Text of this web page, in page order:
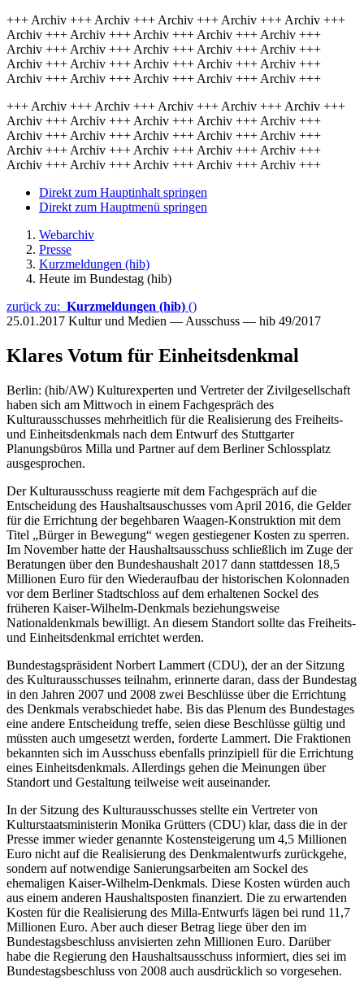
+++ Archiv +++ Archiv +++ Archiv +++ Archiv +++ Archiv +++
Archiv +++ Archiv +++ Archiv +++ Archiv +++ Archiv +++
Archiv +++ Archiv +++ Archiv +++ Archiv +++ Archiv +++
Archiv +++ Archiv +++ Archiv +++ Archiv +++ Archiv +++
Archiv +++ Archiv +++ Archiv +++ Archiv +++ Archiv +++
+++ Archiv +++ Archiv +++ Archiv +++ Archiv +++ Archiv +++
Archiv +++ Archiv +++ Archiv +++ Archiv +++ Archiv +++
Archiv +++ Archiv +++ Archiv +++ Archiv +++ Archiv +++
Archiv +++ Archiv +++ Archiv +++ Archiv +++ Archiv +++
Archiv +++ Archiv +++ Archiv +++ Archiv +++ Archiv +++
Direkt zum Hauptinhalt springen
Direkt zum Hauptmenü springen
Webarchiv
Presse
Kurzmeldungen (hib)
Heute im Bundestag (hib)
zurück zu: Kurzmeldungen (hib) ()
25.01.2017 Kultur und Medien — Ausschuss — hib 49/2017
Klares Votum für Einheitsdenkmal
Berlin: (hib/AW) Kulturexperten und Vertreter der Zivilgesellschaft
haben sich am Mittwoch in einem Fachgespräch des
Kulturausschusses mehrheitlich für die Realisierung des Freiheits-
und Einheitsdenkmals nach dem Entwurf des Stuttgarter
Planungsbüros Milla und Partner auf dem Berliner Schlossplatz
ausgesprochen.
Der Kulturausschuss reagierte mit dem Fachgespräch auf die
Entscheidung des Haushaltsauschusses vom April 2016, die Gelder
für die Errichtung der begehbaren Waagen-Konstruktion mit dem
Titel „Bürger in Bewegung“ wegen gestiegener Kosten zu sperren.
Im November hatte der Haushaltsausschuss schließlich im Zuge der
Beratungen über den Bundeshaushalt 2017 dann stattdessen 18,5
Millionen Euro für den Wiederaufbau der historischen Kolonnaden
vor dem Berliner Stadtschloss auf dem erhaltenen Sockel des
früheren Kaiser-Wilhelm-Denkmals beziehungsweise
Nationaldenkmals bewilligt. An diesem Standort sollte das Freiheits-
und Einheitsdenkmal errichtet werden.
Bundestagspräsident Norbert Lammert (CDU), der an der Sitzung
des Kulturausschusses teilnahm, erinnerte daran, dass der Bundestag
in den Jahren 2007 und 2008 zwei Beschlüsse über die Errichtung
des Denkmals verabschiedet habe. Bis das Plenum des Bundestages
eine andere Entscheidung treffe, seien diese Beschlüsse gültig und
müssten auch umgesetzt werden, forderte Lammert. Die Fraktionen
bekannten sich im Ausschuss ebenfalls prinzipiell für die Errichtung
eines Einheitsdenkmals. Allerdings gehen die Meinungen über
Standort und Gestaltung teilweise weit auseinander.
In der Sitzung des Kulturausschusses stellte ein Vertreter von
Kulturstaatsministerin Monika Grütters (CDU) klar, dass die in der
Presse immer wieder genannte Kostensteigerung um 4,5 Millionen
Euro nicht auf die Realisierung des Denkmalentwurfs zurückgehe,
sondern auf notwendige Sanierungsarbeiten am Sockel des
ehemaligen Kaiser-Wilhelm-Denkmals. Diese Kosten würden auch
aus einem anderen Haushaltsposten finanziert. Die zu erwartenden
Kosten für die Realisierung des Milla-Entwurfs lägen bei rund 11,7
Millionen Euro. Aber auch dieser Betrag liege über den im
Bundestagsbeschluss anvisierten zehn Millionen Euro. Darüber
habe die Regierung den Haushaltsausschuss informiert, dies sei im
Bundestagsbeschluss von 2008 auch ausdrücklich so vorgesehen.